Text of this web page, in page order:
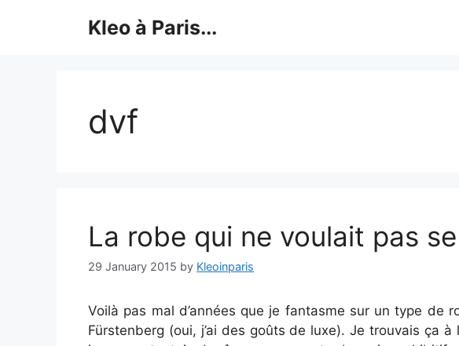
Kleo à Paris...
dvf
La robe qui ne voulait pas
29 January 2015 by Kleoinparis
Voilà pas mal d’années que je fantasme sur un type de
Fürstenberg (oui, j’ai des goûts de luxe). Je trouvais ça